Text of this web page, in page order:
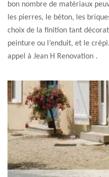
bon nombre de matériaux
les pierres, le béton, les
choix de la finition tant
peinture ou l’enduit, et le
appel à Jean H Renovation .